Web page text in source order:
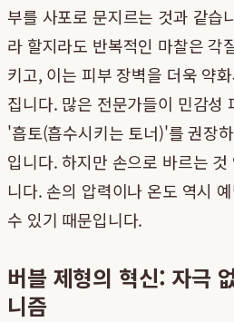
부를 사포로 문지르는 것과 같습
라 할지라도 반복적인 마찰은 각
키고, 이는 피부 장벽을 더욱 약
집니다. 많은 전문가들이 민감성
'흡토(흡수시키는 토너)'를 권장
입니다. 하지만 손으로 바르는
니다. 손의 압력이나 온도 역시
수 있기 때문입니다.
버블 제형의 혁신: 자극
니즘